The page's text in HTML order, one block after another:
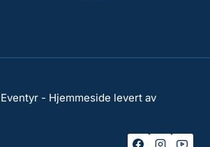
- Hjemmeside levert av